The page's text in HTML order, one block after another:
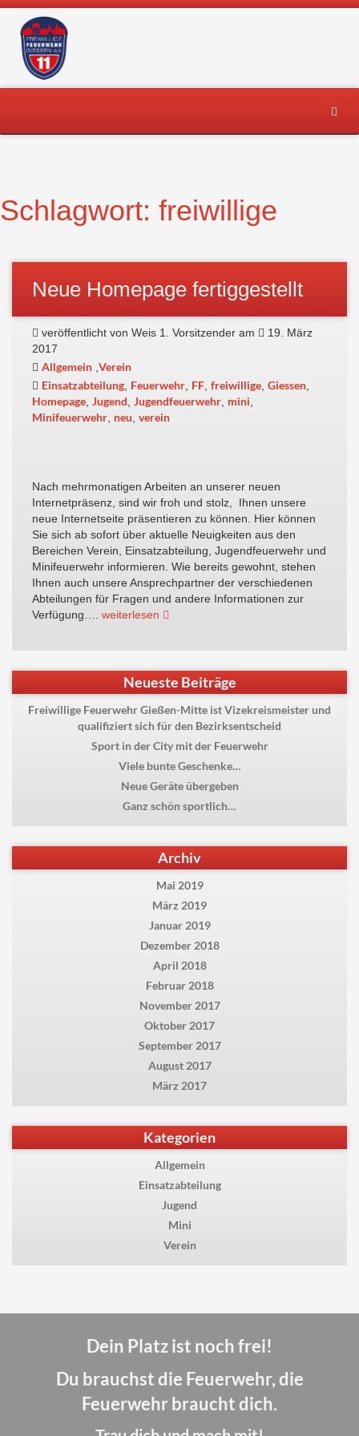
Skip
content
Schlagwort: freiwillige
Neue Homepage fertiggestellt
veröffentlicht von Weis 1. Vorsitzender am
19. März
2017
Allgemein Verein
Einsatzabteilung Feuerwehr FF freiwillige Giessen
Homepage Jugend Jugendfeuerwehr mini
Minifeuerwehr neu verein
Nach mehrmonatigen Arbeiten an unserer neuen
Internetpräsenz, sind wir froh und stolz, Ihnen unsere
neue Internetseite präsentieren zu können. Hier können
Sie sich ab sofort über aktuelle Neuigkeiten aus den
Bereichen Verein, Einsatzabteilung, Jugendfeuerwehr und
Minifeuerwehr informieren. Wie bereits gewohnt, stehen
Ihnen auch unsere Ansprechpartner der verschiedenen
Abteilungen für Fragen und andere Informationen zur
Verfügung…. weiterlesen
Neueste Beiträge
Freiwillige Feuerwehr Gießen-Mitte ist Vizekreismeister und
qualifiziert sich für den Bezirksentscheid
Sport in der City mit der Feuerwehr
Viele bunte Geschenke…
Neue Geräte übergeben
Ganz schön sportlich…
Archiv
Mai 2019
März 2019
Januar 2019
Dezember 2018
April 2018
Februar 2018
November 2017
Oktober 2017
September 2017
August 2017
März 2017
Kategorien
Allgemein
Einsatzabteilung
Jugend
Mini
Verein
Dein Platz ist noch frei!
Du brauchst die Feuerwehr, die
Feuerwehr braucht dich.